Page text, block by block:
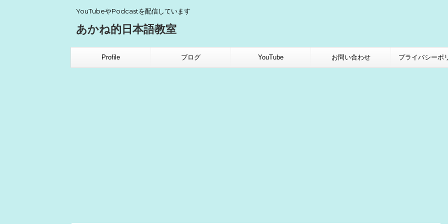
YouTubeやPodcastを配信しています
あかね的日本語教室
Profile ブログ YouTube お問い合わせ プライバシーポ